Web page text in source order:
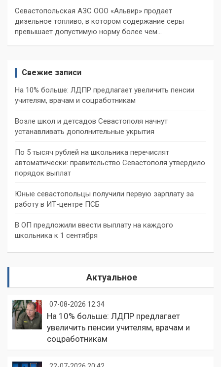
Севастопольская АЗС ООО «Альвир» продает
дизельное топливо, в котором содержание серы
превышает допустимую норму более чем…
Свежие записи
На 10% больше: ЛДПР предлагает увеличить пенсии
учителям, врачам и соцработникам
Возле школ и детсадов Севастополя начнут
устанавливать дополнительные укрытия
По 5 тысяч рублей на школьника перечислят
автоматически: правительство Севастополя утвердило
порядок выплат
Юные севастопольцы получили первую зарплату за
работу в ИТ-центре ПСБ
В ОП предложили ввести выплату на каждого
школьника к 1 сентября
Актуальное
07-08-2026 12:34
На 10% больше: ЛДПР предлагает
увеличить пенсии учителям, врачам и
соцработникам